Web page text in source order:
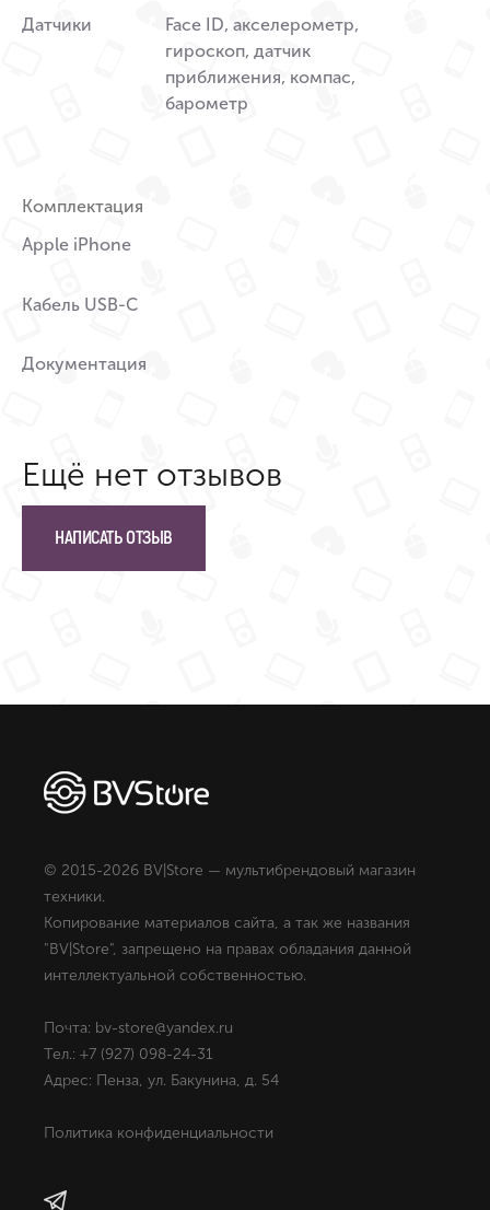
Датчики
Face ID, акселерометр,
гироскоп, датчик
приближения, компас,
барометр
Комплектация
Apple iPhone
Кабель USB-C
Документация
Ещё нет отзывов
НАПИСАТЬ ОТЗЫВ
© 2015-2026 BV|Store — мультибрендовый магазин
техники.
Копирование материалов сайта, а так же названия
"BV|Store", запрещено на правах обладания данной
интеллектуальной собственностью.
Почта: bv-store@yandex.ru
Тел.: +7 (927) 098-24-31
Адрес: Пенза, ул. Бакунина, д. 54
Политика конфиденциальности